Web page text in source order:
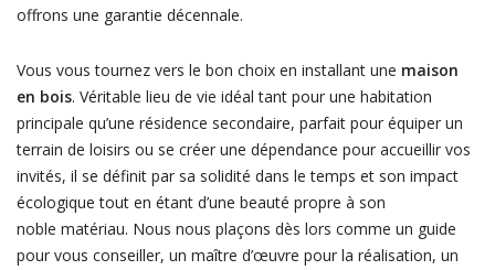
offrons une garantie décennale.
Vous vous tournez vers le bon choix en installant une maison
en bois. Véritable lieu de vie idéal tant pour une habitation
principale qu’une résidence secondaire, parfait pour équiper un
terrain de loisirs ou se créer une dépendance pour accueillir vos
invités, il se définit par sa solidité dans le temps et son impact
écologique tout en étant d’une beauté propre à son
noble matériau. Nous nous plaçons dès lors comme un guide
pour vous conseiller, un maître d’œuvre pour la réalisation, un